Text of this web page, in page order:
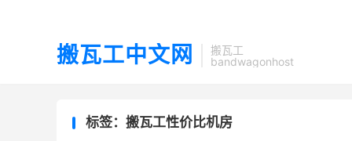
搬瓦工中文网
搬瓦工
bandwagonhost
标签：搬瓦工性价比机房